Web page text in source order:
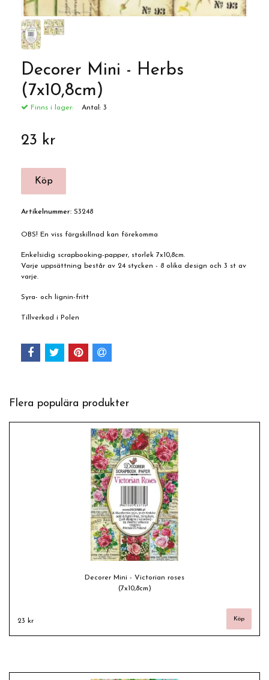
Decorer Mini - Herbs
(7x10,8cm)
Finns i lager: Antal: 3
23 kr
Artikelnummer: S3248
OBS! En viss färgskillnad kan förekomma
Enkelsidig scrapbooking-papper, storlek 7x10,8cm.
Varje uppsättning består av 24 stycken - 8 olika design och 3 st av
varje.
Syra- och lignin-fritt
Tillverkad i Polen
Flera populära produkter
Decorer Mini - Victorian roses
(7x10,8cm)
23 kr